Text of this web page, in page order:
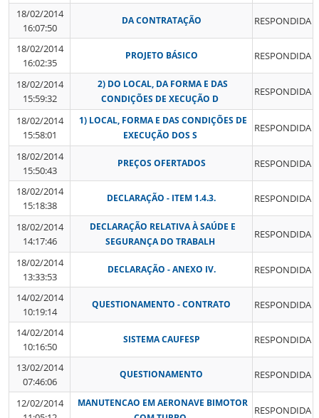
18/02/2014
16:07:50
DA CONTRATAÇÃO RESPONDIDA
18/02/2014
16:02:35
PROJETO BÁSICO RESPONDIDA
18/02/2014
15:59:32
2) DO LOCAL, DA FORMA E DAS
CONDIÇÕES DE XECUÇÃO D
RESPONDIDA
18/02/2014
15:58:01
1) LOCAL, FORMA E DAS CONDIÇÕES DE
EXECUÇÃO DOS S
RESPONDIDA
18/02/2014
15:50:43
PREÇOS OFERTADOS RESPONDIDA
18/02/2014
15:18:38
DECLARAÇÃO - ITEM 1.4.3. RESPONDIDA
18/02/2014
14:17:46
DECLARAÇÃO RELATIVA À SAÚDE E
SEGURANÇA DO TRABALH
RESPONDIDA
18/02/2014
13:33:53
DECLARAÇÃO - ANEXO IV. RESPONDIDA
14/02/2014
10:19:14
QUESTIONAMENTO - CONTRATO RESPONDIDA
14/02/2014
10:16:50
SISTEMA CAUFESP RESPONDIDA
13/02/2014
07:46:06
QUESTIONAMENTO RESPONDIDA
12/02/2014
MANUTENCAO EM AERONAVE BIMOTOR
RESPONDIDA